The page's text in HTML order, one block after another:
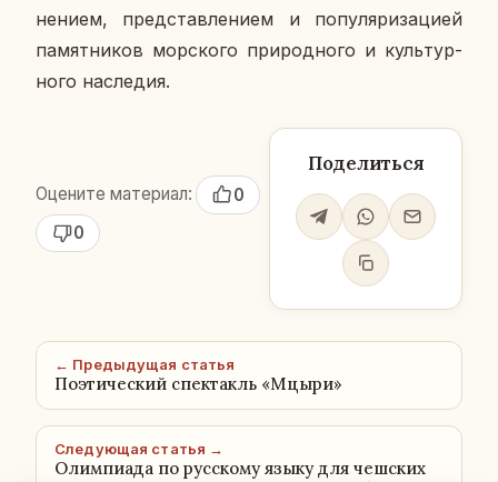
не­ни­ем, пред­став­ле­ни­ем и по­пу­ля­ри­за­ци­ей
па­мят­ни­ков мор­ско­го при­род­но­го и куль­тур­
но­го на­сле­дия.
Оцените материал:
0
0
Поделиться
← Предыдущая статья
Поэтический спектакль «Мцыри»
Следующая статья →
Олимпиада по русскому языку для чешских